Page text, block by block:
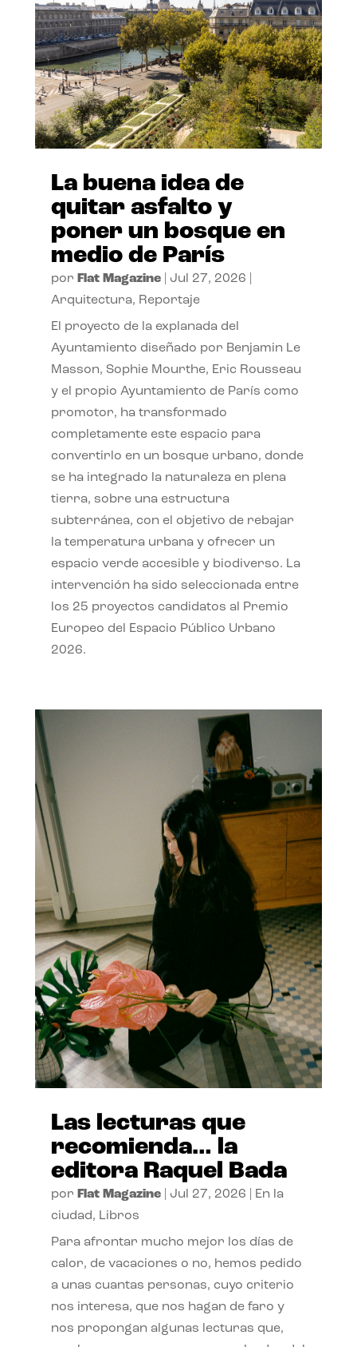
La buena idea de
quitar asfalto y
poner un bosque en
medio de París
por Flat Magazine| Jul 27, 2026
Arquitectura, Reportaje
El proyecto de la explanada del
Ayuntamiento diseñado por Benjamin Le
Masson, Sophie Mourthe, Eric Rousseau
y el propio Ayuntamiento de París como
promotor, ha transformado
completamente este espacio para
convertirlo en un bosque urbano, donde
se ha integrado la naturaleza en plena
tierra, sobre una estructura
subterránea, con el objetivo de rebajar
la temperatura urbana y ofrecer un
espacio verde accesible y biodiverso. La
intervención ha sido seleccionada entre
los 25 proyectos candidatos al Premio
Europeo del Espacio Público Urbano
2026.
Las lecturas que
recomienda… la
editora Raquel Bada
por Flat Magazine| Jul 27, 2026
En la
ciudad, Libros
Para afrontar mucho mejor los días de
calor, de vacaciones o no, hemos pedido
a unas cuantas personas, cuyo criterio
nos interesa, que nos hagan de faro y
nos propongan algunas lecturas que,